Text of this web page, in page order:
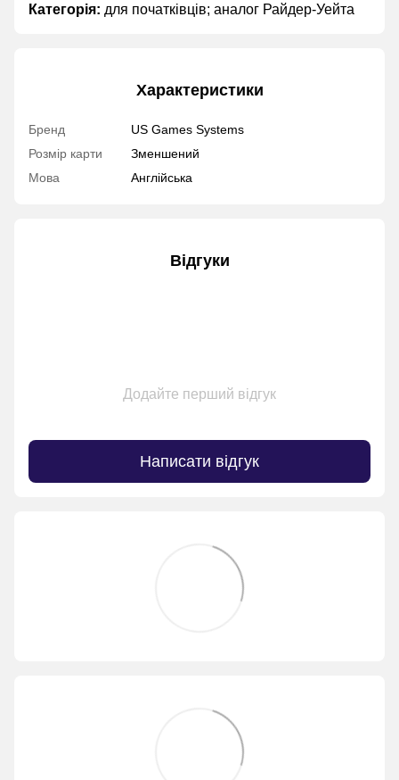
Категорія: для початківців; аналог Райдер-Уейта
Характеристики
Бренд
US Games Systems
Розмір карти
Зменшений
Мова
Англійська
Відгуки
Додайте перший відгук
Написати відгук